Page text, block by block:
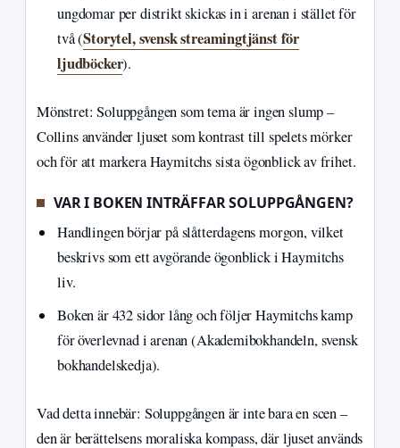
ungdomar per distrikt skickas in i arenan i stället för
två (Storytel, svensk streamingtjänst för
ljudböcker).
Mönstret: Soluppgången som tema är ingen slump –
Collins använder ljuset som kontrast till spelets mörker
och för att markera Haymitchs sista ögonblick av frihet.
VAR I BOKEN INTRÄFFAR SOLUPPGÅNGEN?
Handlingen börjar på slåtterdagens morgon, vilket
beskrivs som ett avgörande ögonblick i Haymitchs
liv.
Boken är 432 sidor lång och följer Haymitchs kamp
för överlevnad i arenan (Akademibokhandeln, svensk
bokhandelskedja).
Vad detta innebär: Soluppgången är inte bara en scen –
den är berättelsens moraliska kompass, där ljuset används